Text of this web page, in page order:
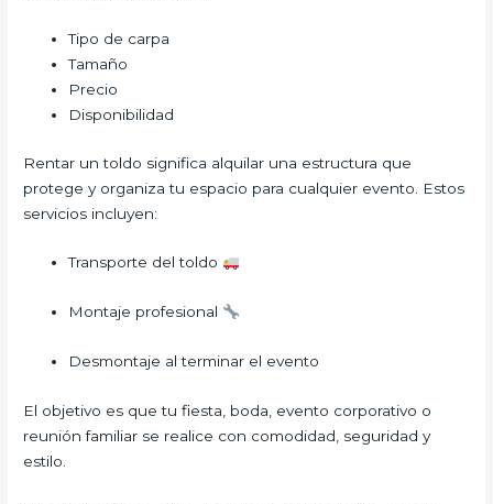
Tipo de carpa
Tamaño
Precio
Disponibilidad
Rentar un toldo significa alquilar una estructura que
protege y organiza tu espacio para cualquier evento. Estos
servicios incluyen:
Transporte del toldo
Montaje profesional
Desmontaje al terminar el evento
El objetivo es que tu fiesta, boda, evento corporativo o
reunión familiar se realice con comodidad, seguridad y
estilo.